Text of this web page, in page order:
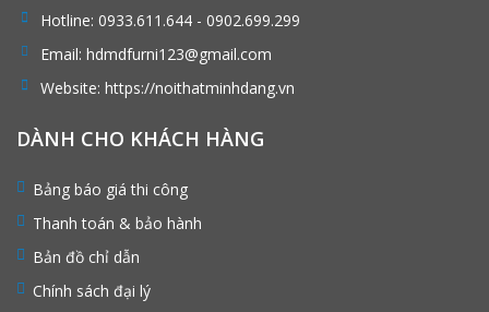
Hotline: 0933.611.644 - 0902.699.299
Email: hdmdfurni123@gmail.com
Website: https://noithatminhdang.vn
DÀNH CHO KHÁCH HÀNG
Bảng báo giá thi công
Thanh toán & bảo hành
Bản đồ chỉ dẫn
Chính sách đại lý